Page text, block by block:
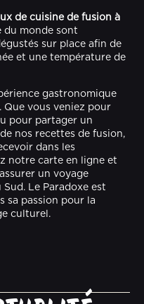
de cuisine de fusion à
du monde sont
sur place afin de
et une température de
gastronomique
Que vous veniez pour
pour partager un
nos recettes de fusion,
dans les
notre carte en ligne et
un voyage
Le Paradoxe est
sa passion pour la
culturel.